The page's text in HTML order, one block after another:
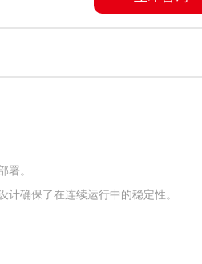
署。
确保了在连续运行中的稳定性。